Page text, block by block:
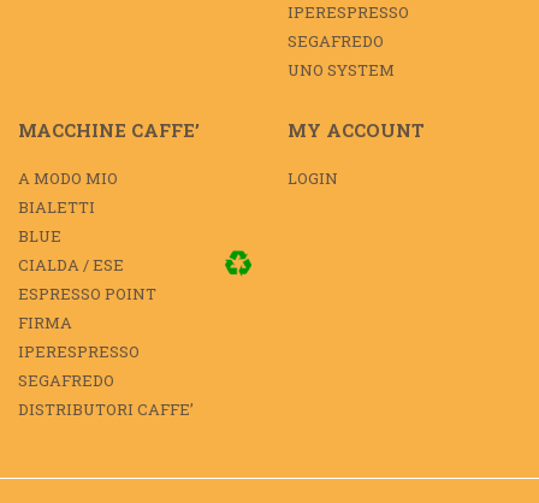
IPERESPRESSO
SEGAFREDO
UNO SYSTEM
MACCHINE CAFFE’
A MODO MIO
BIALETTI
BLUE
CIALDA / ESE
ESPRESSO POINT
FIRMA
IPERESPRESSO
SEGAFREDO
DISTRIBUTORI CAFFE’
MY ACCOUNT
LOGIN